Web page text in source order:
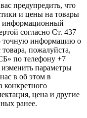
предупредить, что
и цены на товары
информационный
согласно Ст. 437
точную информацию о
пожалуйста,
по телефону +7
параметры
в об этом в
конкретного
цена и другие
ранее.